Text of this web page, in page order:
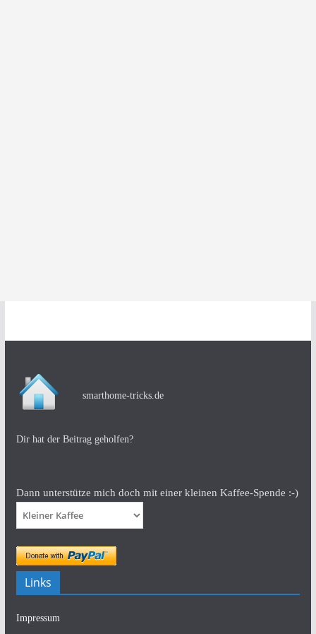
smarthome-tricks.de
Dir hat der Beitrag geholfen?
Dann unterstütze mich doch mit einer kleinen Kaffee-Spende :-)
Links
Impressum